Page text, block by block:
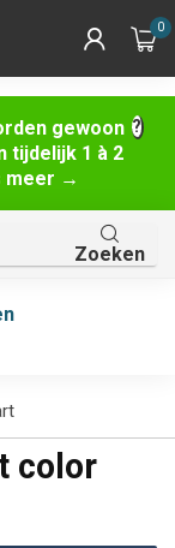
gewoon
tijdelijk 1 à 2
meer →
0
Zoeken
color